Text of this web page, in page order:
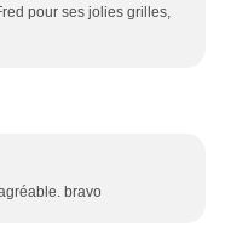
pour ses jolies grilles,
bravo